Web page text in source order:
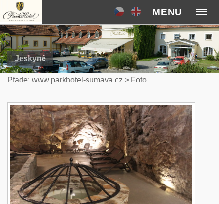
MENU
Jeskyně
Pfade: www.parkhotel-sumava.cz > Foto